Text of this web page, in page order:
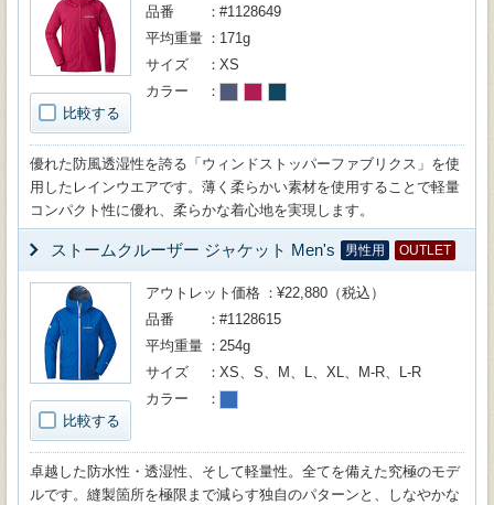
比較する
品番
#1128649
平均重量
171g
サイズ
XS
カラー
優れた防風透湿性を誇る「ウィンドストッパーファブリクス」を使
用したレインウエアです。薄く柔らかい素材を使用することで軽量
コンパクト性に優れ、柔らかな着心地を実現します。
ストームクルーザー ジャケット Men's 男性用 OUTLET
比較する
アウトレット価格
¥22,880（税込）
品番
#1128615
平均重量
254g
サイズ
XS、S、M、L、XL、M-R、L-R
カラー
卓越した防水性・透湿性、そして軽量性。全てを備えた究極のモデ
ルです。縫製箇所を極限まで減らす独自のパターンと、しなやかな